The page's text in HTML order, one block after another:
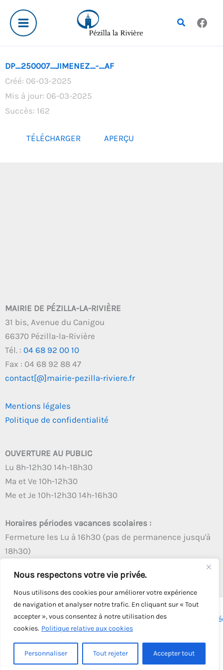
Nous respectons votre vie privée.
Nous utilisons des cookies pour améliorer votre expérience
de navigation et analyser notre trafic. En cliquant sur « Tout
accepter », vous consentez à notre utilisation des
cookies. Politique relative aux cookies
Personnaliser Tout rejeter Accepter tout
contenu
Rechercher
DP_250007_JIMENEZ_-_AF
Créé: 06-03-2025
Mis à jour: 06-03-2025
Succès: 162
TÉLÉCHARGER APERÇU
MAIRIE DE PÉZILLA-LA-RIVIÈRE
31 bis, Avenue du Canigou
66370 Pézilla-la-Rivière
Tél. : 04 68 92 00 10
Fax : 04 68 92 88 47
contact[@]mairie-pezilla-riviere.fr
Mentions légales
Politique de confidentialité
OUVERTURE AU PUBLIC
Lu 8h-12h30 14h-18h30
Ma et Ve 10h-12h30
Me et Je 10h-12h30 14h-16h30
Horaires périodes vacances scolaires :
Fermeture les Lu à 16h30 (pas de permanence jusqu'à
18h30)
Copyright © 2026 - Tous droits réservés - | Webmaster
Solution